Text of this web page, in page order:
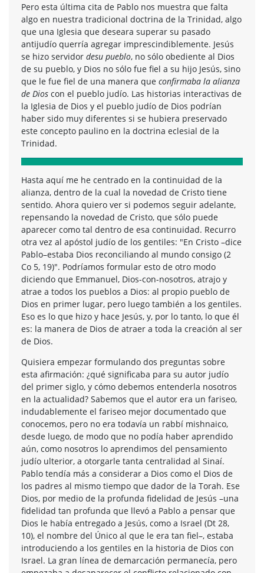
Pero esta última cita de Pablo nos muestra que falta
algo en nuestra tradicional doctrina de la Trinidad, algo
que una Iglesia que deseara superar su pasado
antijudío querría agregar imprescindiblemente. Jesús
se hizo servidor desu pueblo, no sólo obediente al Dios
de su pueblo, y Dios no sólo fue fiel a su hijo Jesús, sino
que le fue fiel de una manera que confirmaba la alianza
de Dios con el pueblo judío. Las historias interactivas de
la Iglesia de Dios y el pueblo judío de Dios podrían
haber sido muy diferentes si se hubiera preservado
este concepto paulino en la doctrina eclesial de la
Trinidad.
Hasta aquí me he centrado en la continuidad de la
alianza, dentro de la cual la novedad de Cristo tiene
sentido. Ahora quiero ver si podemos seguir adelante,
repensando la novedad de Cristo, que sólo puede
aparecer como tal dentro de esa continuidad. Recurro
otra vez al apóstol judío de los gentiles: "En Cristo –dice
Pablo–estaba Dios reconciliando al mundo consigo (2
Co 5, 19)". Podríamos formular esto de otro modo
diciendo que Emmanuel, Dios-con-nosotros, atrajo y
atrae a todos los pueblos a Dios: al propio pueblo de
Dios en primer lugar, pero luego también a los gentiles.
Eso es lo que hizo y hace Jesús, y, por lo tanto, lo que él
es: la manera de Dios de atraer a toda la creación al ser
de Dios.
Quisiera empezar formulando dos preguntas sobre
esta afirmación: ¿qué significaba para su autor judío
del primer siglo, y cómo debemos entenderla nosotros
en la actualidad? Sabemos que el autor era un fariseo,
indudablemente el fariseo mejor documentado que
conocemos, pero no era todavía un rabbí mishnaico,
desde luego, de modo que no podía haber aprendido
aún, como nosotros lo aprendimos del pensamiento
judío ulterior, a otorgarle tanta centralidad al Sinaí.
Pablo tendía más a considerar a Dios como el Dios de
los padres al mismo tiempo que dador de la Torah. Ese
Dios, por medio de la profunda fidelidad de Jesús –una
fidelidad tan profunda que llevó a Pablo a pensar que
Dios le había entregado a Jesús, como a Israel (Dt 28,
10), el nombre del Único al que le era tan fiel–, estaba
introduciendo a los gentiles en la historia de Dios con
Israel. La gran línea de demarcación permanecía, pero